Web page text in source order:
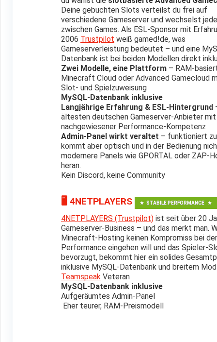
Deine gebuchten Slots verteilst du frei auf
verschiedene Gameserver und wechselst
zwischen Games. Als ESL-Sponsor mit
2006 Trustpilot weiß gamed!de, was
Gameserverleistung bedeutet – und eine
Datenbank ist bei beiden Modellen direkt
Zwei Modelle, eine Plattform – RAM-
Minecraft Cloud oder Advanced Gamecloud
Slot- und Spielzuweisung
MySQL-Datenbank inklusive
Langjährige Erfahrung & ESL-Hintergrund
ältesten deutschen Gameserver-Anbieter mit
nachgewiesener Performance-Kompetenz
Admin-Panel wirkt veraltet – funktioniert
kommt aber optisch und in der Bedienung
modernere Panels wie GPORTAL oder ZAP-
heran.
Kein Discord, keine Community
🖥️ 4NETPLAYERS STABILE PERFORMANCE
4NETPLAYERS (Trustpilot) ist seit über 20
Gameserver-Business – und das merkt man.
Minecraft-Hosting keinen Kompromiss bei
Performance eingehen will und das Spieler-
bevorzugt, bekommt hier ein solides
inklusive MySQL-Datenbank und breitem
Teamspeak Veteran
MySQL-Datenbank inklusive
Aufgeräumtes Admin-Panel
Eher teurer, RAM-Preismodell